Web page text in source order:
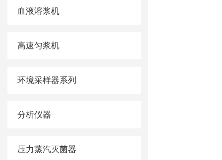
血液溶浆机
高速匀浆机
环境采样器系列
分析仪器
压力蒸汽灭菌器